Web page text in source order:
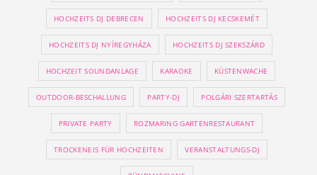
HOCHZEITS DJ DEBRECEN HOCHZEITS DJ KECSKEMÉT
HOCHZEITS DJ NYÍREGYHÁZA HOCHZEITS DJ SZEKSZÁRD
HOCHZEIT SOUNDANLAGE KARAOKE KÜSTENWACHE
OUTDOOR-BESCHALLUNG PARTY-DJ POLGÁRI SZERTARTÁS
PRIVATE PARTY ROZMARING GARTENRESTAURANT
TROCKENEIS FÜR HOCHZEITEN VERANSTALTUNGS-DJ